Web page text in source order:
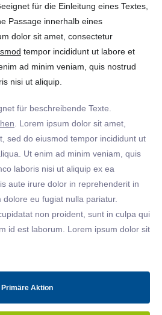
für die Einleitung eines Textes,
Passage innerhalb eines
dolor sit amet, consectetur
tempor incididunt ut labore et
ad minim veniam, quis nostrud
nisi ut aliquip.
für beschreibende Texte.
. Lorem ipsum dolor sit amet,
sed do eiusmod tempor incididunt ut
Ut enim ad minim veniam, quis
laboris nisi ut aliquip ex ea
aute irure dolor in reprehenderit in
dolore eu fugiat nulla pariatur.
non proident, sunt in culpa qui
id est laborum. Lorem ipsum dolor sit
Primäre Aktion